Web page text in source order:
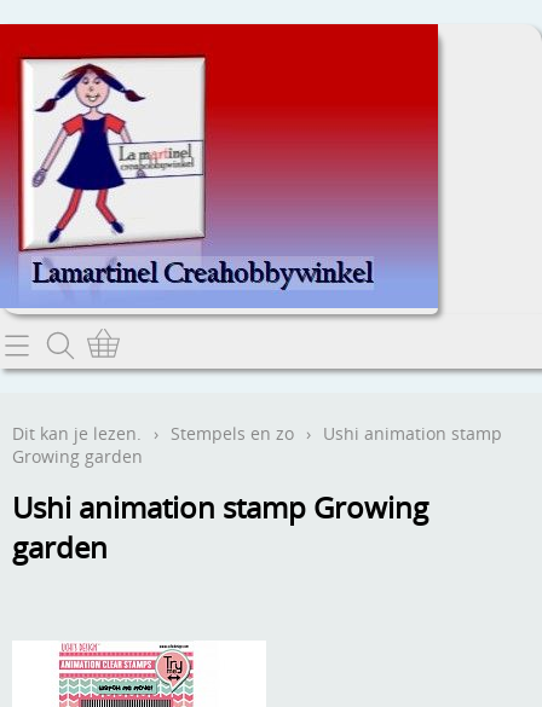
Home
Contact
Webwinkel
Andere
Verzend - en verpakkingsk
Dit kan je lezen. › Stempels en zo › Ushi animation stamp
Growing garden
Ushi animation stamp Growing
garden